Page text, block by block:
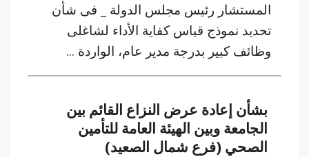
المستشار رئيس مجلس الدولة _ فى شأن
تحديد نموذج قياس كفاية الأداء لشاغلى
وظائف كبير بدرجة مدير عام، الواردة ...
بشأن إعادة عرض النزاع القائم بين
الجامعة وبين الهيئة العامة للتأمين
الصحي (فرع شمال الصعيد)